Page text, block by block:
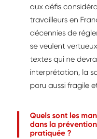
aux défis
travailleurs en
décennies de
se veulent
textes qui ne
interprétation, la
paru aussi fragile
Quels sont les
dans la
pratiquée ?